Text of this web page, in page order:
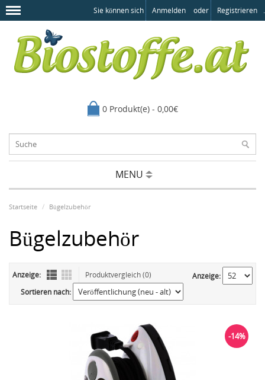
Sie können sich Anmelden oder Registrieren .
0 Produkt(e) - 0,00€
MENU
Startseite Bügelzubehör
Bügelzubehör
Anzeige: Produktvergleich (0)
Anzeige:
Sortieren nach:
-14%